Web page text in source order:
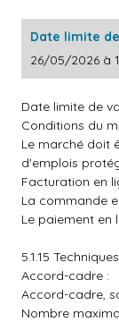
Date limite
26/05/2026 à
Date limite de
Conditions du
Le marché doit
d'emplois
Facturation en
La commande
Le paiement en
5.1.15 Techniques
Accord-cadre :
Accord-cadre,
Nombre